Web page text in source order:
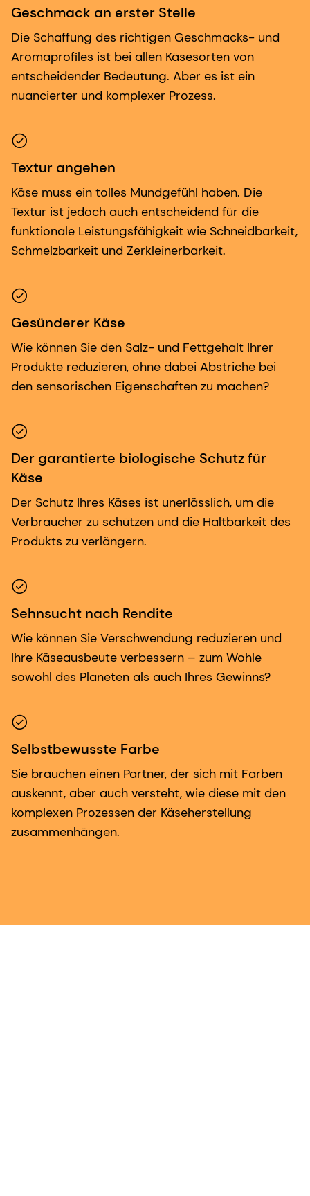
Geschmack an erster Stelle
Die Schaffung des richtigen Geschmacks- und
Aromaprofiles ist bei allen Käsesorten von
entscheidender Bedeutung. Aber es ist ein
nuancierter und komplexer Prozess.
Textur angehen
Käse muss ein tolles Mundgefühl haben. Die
Textur ist jedoch auch entscheidend für die
funktionale Leistungsfähigkeit wie Schneidbarkeit,
Schmelzbarkeit und Zerkleinerbarkeit.
Gesünderer Käse
Wie können Sie den Salz- und Fettgehalt Ihrer
Produkte reduzieren, ohne dabei Abstriche bei
den sensorischen Eigenschaften zu machen?
Der garantierte biologische Schutz für
Käse
Der Schutz Ihres Käses ist unerlässlich, um die
Verbraucher zu schützen und die Haltbarkeit des
Produkts zu verlängern.
Sehnsucht nach Rendite
Wie können Sie Verschwendung reduzieren und
Ihre Käseausbeute verbessern – zum Wohle
sowohl des Planeten als auch Ihres Gewinns?
Selbstbewusste Farbe
Sie brauchen einen Partner, der sich mit Farben
auskennt, aber auch versteht, wie diese mit den
komplexen Prozessen der Käseherstellung
zusammenhängen.